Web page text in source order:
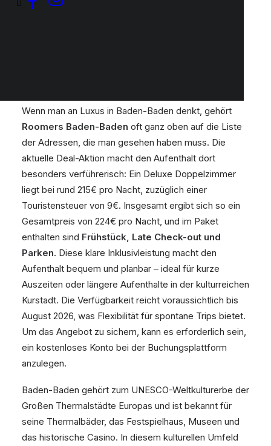
Wenn man an Luxus in Baden-Baden denkt, gehört
Roomers Baden-Baden oft ganz oben auf die Liste
der Adressen, die man gesehen haben muss. Die
aktuelle Deal-Aktion macht den Aufenthalt dort
besonders verführerisch: Ein Deluxe Doppelzimmer
liegt bei rund 215€ pro Nacht, zuzüglich einer
Touristensteuer von 9€. Insgesamt ergibt sich so ein
Gesamtpreis von 224€ pro Nacht, und im Paket
enthalten sind Frühstück, Late Check-out und
Parken. Diese klare Inklusivleistung macht den
Aufenthalt bequem und planbar – ideal für kurze
Auszeiten oder längere Aufenthalte in der kulturreichen
Kurstadt. Die Verfügbarkeit reicht voraussichtlich bis
August 2026, was Flexibilität für spontane Trips bietet.
Um das Angebot zu sichern, kann es erforderlich sein,
ein kostenloses Konto bei der Buchungsplattform
anzulegen.
Baden-Baden gehört zum UNESCO-Weltkulturerbe der
Großen Thermalstädte Europas und ist bekannt für
seine Thermalbäder, das Festspielhaus, Museen und
das historische Casino. In diesem kulturellen Umfeld